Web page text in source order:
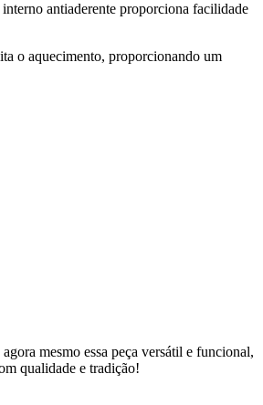
antiaderente proporciona facilidade
o aquecimento, proporcionando um
mesmo essa peça versátil e funcional,
qualidade e tradição!